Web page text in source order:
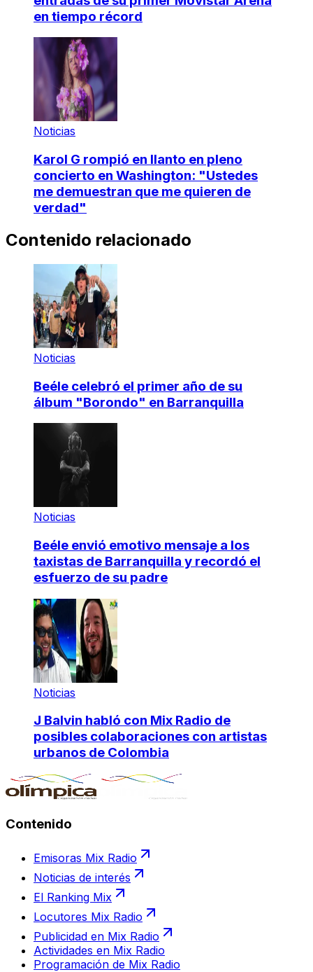
en tiempo récord
Noticias
Karol G rompió en llanto en pleno
concierto en Washington: "Ustedes
me demuestran que me quieren de
verdad"
Contenido relacionado
Noticias
Beéle celebró el primer año de su
álbum "Borondo" en Barranquilla
Noticias
Beéle envió emotivo mensaje a los
taxistas de Barranquilla y recordó el
esfuerzo de su padre
Noticias
J Balvin habló con Mix Radio de
posibles colaboraciones con artistas
urbanos de Colombia
Contenido
Emisoras Mix Radio
Noticias de interés
El Ranking Mix
Locutores Mix Radio
Publicidad en Mix Radio
Actividades en Mix Radio
Programación de Mix Radio